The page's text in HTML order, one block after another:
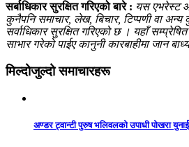
सर्बाधिकार सुरक्षित गरिएको बारे : यस एभरेस्ट
कुनैपनि समाचार, लेख, बिचार, टिप्पणी वा अन्य
सर्वाधिकार सुरक्षित गरिएको छ । यहाँ
साभार गरेको पाईए कानुनी कारबाहीमा जान
मिल्दोजुल्दो समाचारहरू
अण्डर ट्वान्टी पुरुष भलिवलको उपाधी पोखरा